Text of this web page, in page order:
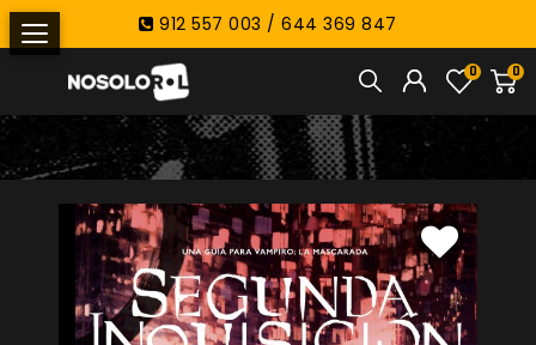
912 557 003 / 644 369 847
0
0